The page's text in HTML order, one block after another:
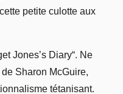
petite culotte aux
Jones’s Diary“. Ne
Sharon McGuire,
tétanisant.